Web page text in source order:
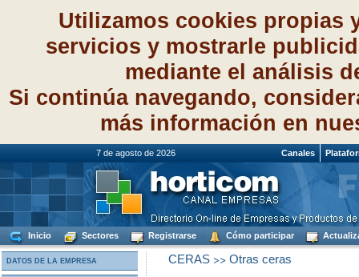
Utilizamos cookies propias
servicios y mostrarle
mediante el análisis
Si continúa navegando,
más información en
7 de agosto de 2026 Canales
Inicio Sectores Registrarse Cómo participar
DATOS DE LA EMPRESA CERAS>> Otras ceras